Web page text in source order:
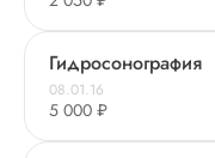
Гидросонография
08.01.16
5 000 ₽